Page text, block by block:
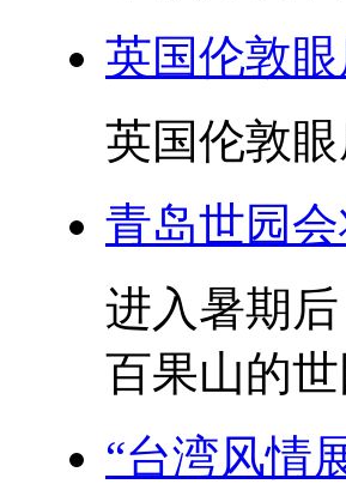
英国伦敦
英国伦敦
青岛世园
进入暑期
百果山的
“台湾风情